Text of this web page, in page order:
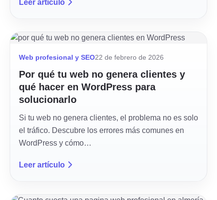
Leer artículo
Web profesional y SEO22 de febrero de 2026
Por qué tu web no genera clientes y
qué hacer en WordPress para
solucionarlo
Si tu web no genera clientes, el problema no es solo
el tráfico. Descubre los errores más comunes en
WordPress y cómo…
Leer artículo